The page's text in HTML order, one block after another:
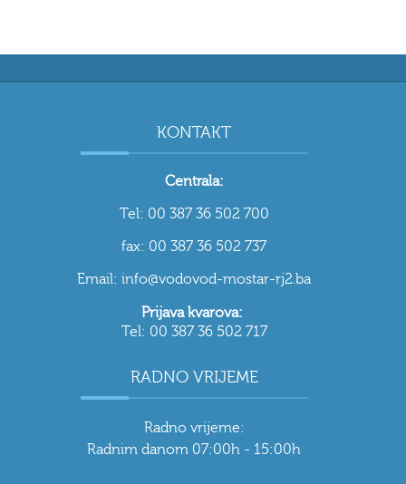
KONTAKT
Centrala:
Tel: 00 387 36 502 700
fax: 00 387 36 502 737
Email: info@vodovod-mostar-rj2.ba
Prijava kvarova:
Tel: 00 387 36 502 717
RADNO VRIJEME
Radno vrijeme:
Radnim danom 07:00h - 15:00h